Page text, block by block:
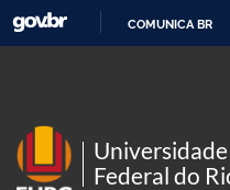
COMUNICA BR
Universidade
Federal do